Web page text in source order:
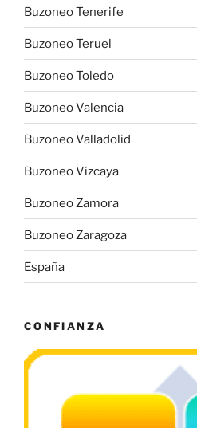
Buzoneo Tenerife
Buzoneo Teruel
Buzoneo Toledo
Buzoneo Valencia
Buzoneo Valladolid
Buzoneo Vizcaya
Buzoneo Zamora
Buzoneo Zaragoza
España
CONFIANZA